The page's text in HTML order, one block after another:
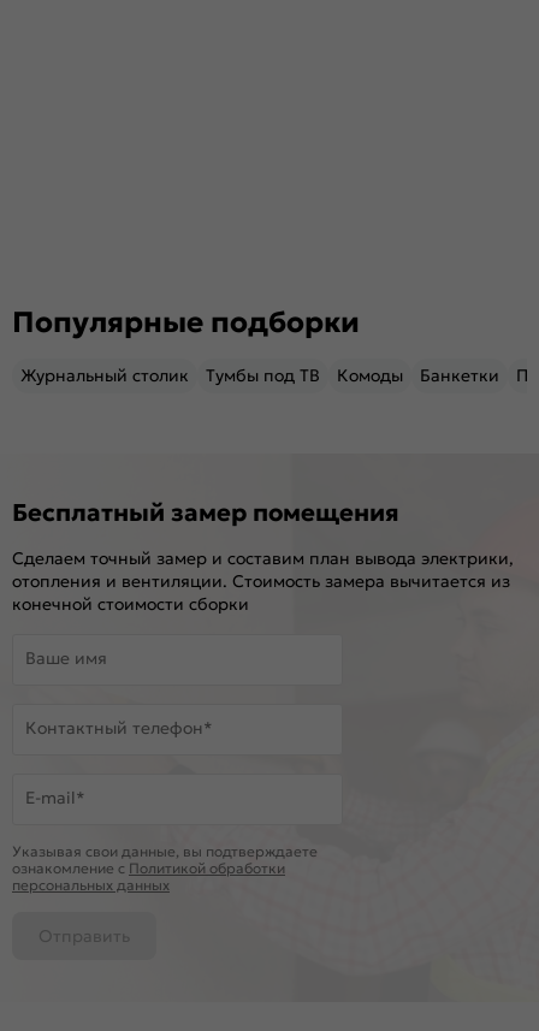
Популярные подборки
Журнальный столик Тумбы под ТВ Комоды Банкетки
Бесплатный замер помещения
Сделаем точный замер и составим план вывода электрики,
отопления и вентиляции. Стоимость замера вычитается из
конечной стоимости сборки
Ваше имя
Контактный телефон*
E-mail*
Указывая свои данные, вы подтверждаете
ознакомление c Политикой обработки
персональных данных
Отправить